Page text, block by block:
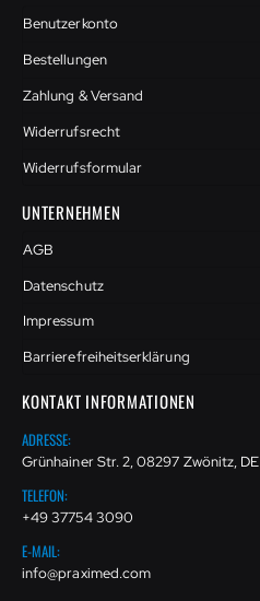
Benutzerkonto
Bestellungen
Zahlung & Versand
Widerrufsrecht
Widerrufsformular
UNTERNEHMEN
AGB
Datenschutz
Impressum
Barrierefreiheitserklärung
KONTAKT INFORMATIONEN
ADRESSE:
Grünhainer Str. 2, 08297 Zwönitz, DE
TELEFON:
+49 37754 3090
E-MAIL:
info@praximed.com